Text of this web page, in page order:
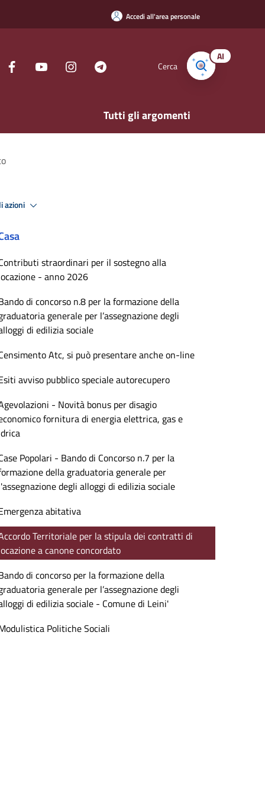
Accedi all'area personale
Cerca
AI
Tutti gli argomenti
azioni
straordinari per il sostegno alla
- anno 2026
di concorso n.8 per la formazione della
generale per l’assegnazione degli
di edilizia sociale
Atc, si può presentare anche on-line
avviso pubblico speciale autorecupero
- Novità bonus per disagio
fornitura di energia elettrica, gas e
Popolari - Bando di Concorso n.7 per la
della graduatoria generale per
degli alloggi di edilizia sociale
abitativa
Territoriale per la stipula dei contratti di
a canone concordato
di concorso per la formazione della
generale per l’assegnazione degli
di edilizia sociale - Comune di Leini'
Politiche Sociali